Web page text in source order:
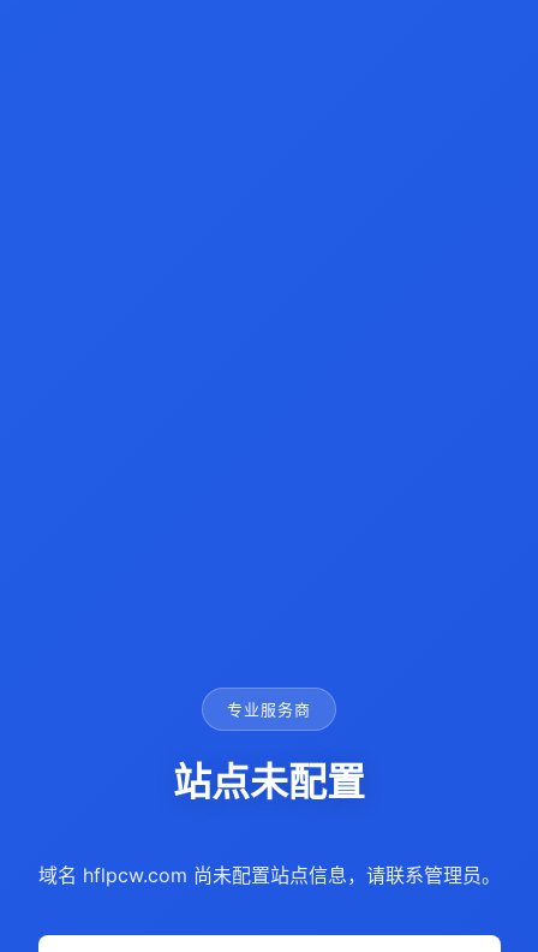
专业服务商
站点未配置
域名 hflpcw.com 尚未配置站点信息，请联系管理员。